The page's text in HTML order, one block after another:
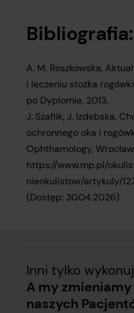
Bibliografia:
A. M. Roszkowska,
i leczeniu stożka
po Dyplomie, 2013.
J. Szaflik, J. Izdebska,
ochronnego oka i
Ophthamology,
https://www.mp.pl/
nieokulistow/artykuly/
(Dostęp: 30.04.2026)
Inni tylko
A my
naszych